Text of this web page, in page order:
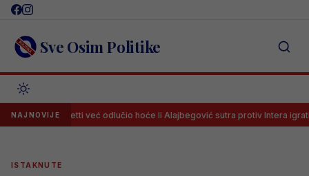
Skip
content Sve Osim Politike
NAJNOVIJE
već odlučio hoće li Alajbegović sutra protiv Intera igrati od prve minute
ISTAKNUTE